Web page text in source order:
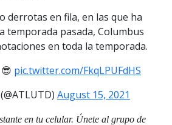
derrotas en fila, en las que ha
temporada pasada, Columbus
en toda la temporada.
pic.twitter.com/FkqLPUFdHS
August 15, 2021
en tu celular. Únete al grupo de